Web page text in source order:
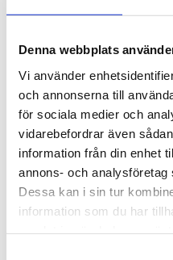
Denna webbplats
Vi använder
och annonserna till
för sociala medier och
vidarebefordrar även
information från din enhet
annons- och analysföretag
Dessa kan i sin tur
information som du har